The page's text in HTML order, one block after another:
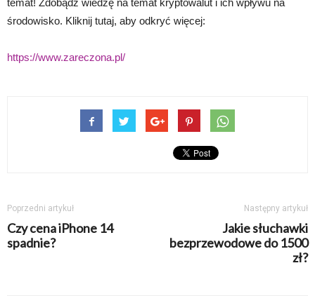
temat! Zdobądź wiedzę na temat kryptowalut i ich wpływu na
środowisko. Kliknij tutaj, aby odkryć więcej:
https://www.zareczona.pl/
Poprzedni artykuł
Czy cena iPhone 14
spadnie?
Następny artykuł
Jakie słuchawki
bezprzewodowe do 1500
zł?